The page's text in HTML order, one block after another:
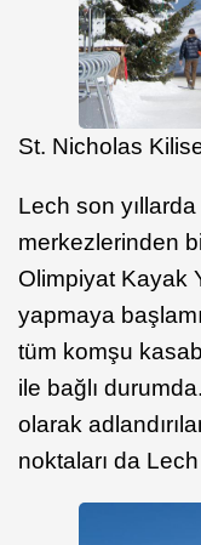
St. Nicholas
Lech son
merkezlerinden
Olimpiyat Kayak
yapmaya
tüm komşu
ile bağlı
olarak
noktaları da